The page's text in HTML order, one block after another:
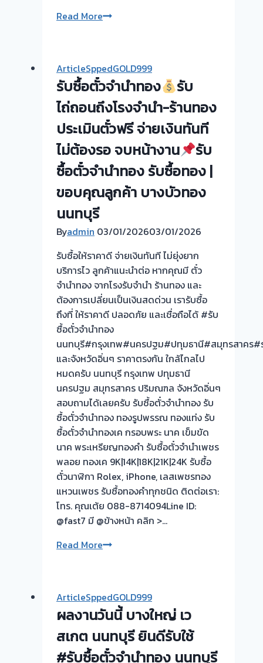
จำนำ
ตลาด
สี่
มุม
เมือง
ซื้อ
ตั๋ว
ทอง
บริการ
หน้า
ตั๋ว
ฟรี
รังสิต
ตลาด
สี่
มุม
เมือง
ครับ
Read More“รับ
ทอง-
เขต
ทวี
วัฒนา-
ให้
ราคา
สูง-
ปลอดภัย-
ได้
#รับ
ซื้อ
ตั่ว
จำนำ
ทอง
ArticleSppedGOLD999
รับซื้อตั๋วจำนำทอง
รับ
ไถ่ถอนถึงโรงจำนำ-ร้านทอง
ประเมินตั๋วฟรี จ่ายเงินทันที
ไม่ต้องรอ จบหน้างาน
รับ
ซื้อตั๋วจำนำทอง รับซื้อทอง |
ขอบคุณลูกค้า บางบัวทอง
นนทบุรี
Byadmin 03/01/202603/01/2026
รับซื้อให้ราคาดี จ่ายเงินทันที ไม่ยุ่งยาก
บริการไว ลูกค้าแนะนำต่อ หากคุณมี ตั๋ว
จำนำทอง จากโรงรับจำนำ ร้านทอง และ
ต้องการเปลี่ยนเป็นเงินสดด่วน เรารับซื้อ
ถึงที่ ให้ราคาดี ปลอดภัย และเชื่อถือได้ #รับ
ซื้อตั๋วจำนำทอง
นนทบุรี#กรุงเทพ#นครปฐม#ปทุมธานี#สมุทรสาคร#
และจังหวัดอิ่นๆ ราคาตรงกัน ใกล้ไกลไป
หมดครับ นนทบุรี กรุงเทพ ปทุมธานี
นครปฐม สมุทรสาคร ปริมณฑล จังหวัดอิ่นๆ
สอบถามได้เลยครับ รับซื้อตั๋วจำนำทอง รับ
ซื้อตั๋วจำนำทอง ทองรูปพรรณ ทองแท่ง รับ
ซื้อตั๋วจำนำทองเค กรอบพระ นาค เข็มขัด
นาค พระเหรียญทองคำ รับซื้อตั๋วจำนำเพชร
พลอย ทองเค 9K|14K|18K|21K|24K รับซื้อ
ตั๋วนาฬิกา Rolex, iPhone, เลสเพชรทอง
แหวนเพชร รับซื้อทองคำทุกชนิด ติดต่อเรา:
โทร. คุณเต้ย 088-8714094Line ID:
@fast7 มี @ข้างหน้า คลิก >…
Read Moreรับ
ทอง
รับ
ไถ่ถอน
ArticleSppedGOLD999
ผลงานวันนี้ บางใหญ่ เว
สเกต นนทบุรี ยินดีรับใช้
#รับซื้อตั๋วจำนำทอง นนทบุรี